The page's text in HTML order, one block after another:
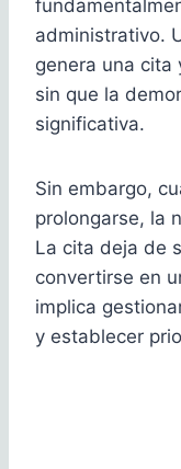
administrativo.
genera una cita
sin que la
significativa.
Sin embargo,
prolongarse, la
La cita deja de
convertirse en
implica
y establecer